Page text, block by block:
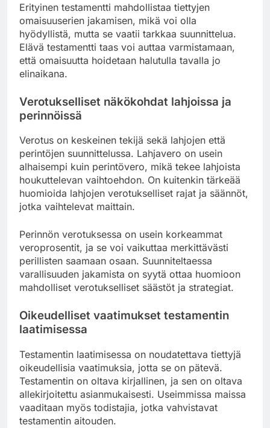
Erityinen testamentti mahdollistaa tiettyjen
omaisuuserien jakamisen, mikä voi olla
hyödyllistä, mutta se vaatii tarkkaa suunnittelua.
Elävä testamentti taas voi auttaa varmistamaan,
että omaisuutta hoidetaan halutulla tavalla jo
elinaikana.
Verotukselliset näkökohdat lahjoissa ja
perinnöissä
Verotus on keskeinen tekijä sekä lahjojen että
perintöjen suunnittelussa. Lahjavero on usein
alhaisempi kuin perintövero, mikä tekee lahjoista
houkuttelevan vaihtoehdon. On kuitenkin tärkeää
huomioida lahjojen verotukselliset rajat ja säännöt,
jotka vaihtelevat maittain.
Perinnön verotuksessa on usein korkeammat
veroprosentit, ja se voi vaikuttaa merkittävästi
perillisten saamaan osaan. Suunniteltaessa
varallisuuden jakamista on syytä ottaa huomioon
mahdolliset verotukselliset säästöt ja strategiat.
Oikeudelliset vaatimukset testamentin
laatimisessa
Testamentin laatimisessa on noudatettava tiettyjä
oikeudellisia vaatimuksia, jotta se on pätevä.
Testamentin on oltava kirjallinen, ja sen on oltava
allekirjoitettu asianmukaisesti. Useimmissa maissa
vaaditaan myös todistajia, jotka vahvistavat
testamentin aitouden.